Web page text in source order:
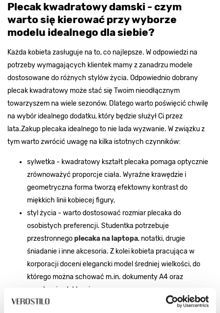
Plecak kwadratowy damski - czym
warto się kierować przy wyborze
modelu idealnego dla siebie?
Każda kobieta zasługuje na to, co najlepsze. W odpowiedzi na
potrzeby wymagających klientek mamy z zanadrzu modele
dostosowane do różnych stylów życia. Odpowiednio dobrany
plecak kwadratowy może stać się Twoim nieodłącznym
towarzyszem na wiele sezonów. Dlatego warto poświęcić chwilę
na wybór idealnego dodatku, który będzie służył Ci przez
lata.Zakup plecaka idealnego to nie lada wyzwanie. W związku z
tym warto zwrócić uwagę na kilka istotnych czynników:
sylwetka - kwadratowy kształt plecaka pomaga optycznie
zrównoważyć proporcje ciała. Wyraźne krawędzie i
geometryczna forma tworzą efektowny kontrast do
miękkich linii kobiecej figury,
styl życia - warto dostosować rozmiar plecaka do
osobistych preferencji. Studentka potrzebuje
przestronnegoplecaka na laptopa, notatki, drugie
śniadanie i inne akcesoria. Z kolei kobieta pracująca w
korporacji doceni elegancki model średniej wielkości, do
którego można schować m.in. dokumenty A4 oraz
urządzenia elektroniczne,
osobiste preferencje - na Verostilo znajdziesz szeroki